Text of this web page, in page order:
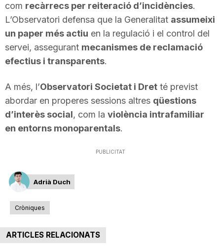
com recàrrecs per reiteració d’incidències.
L’Observatori defensa que la Generalitat assumeixi
un paper més actiu en la regulació i el control del
servei, assegurant mecanismes de reclamació
efectius i transparents.
A més, l’Observatori Societat i Dret té previst
abordar en properes sessions altres qüestions
d’interès social, com la violència intrafamiliar
en entorns monoparentals.
PUBLICITAT
Adrià Duch
Cròniques
ARTICLES RELACIONATS